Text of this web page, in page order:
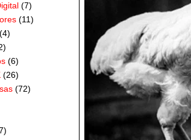
(7)
(11)
(4)
(6)
(26)
(72)